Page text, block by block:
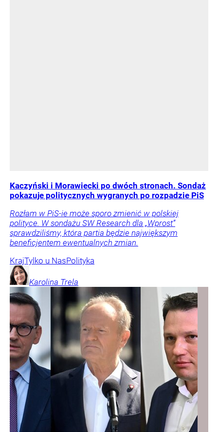
Kaczyński i Morawiecki po dwóch stronach. Sondaż
pokazuje politycznych wygranych po rozpadzie PiS
Rozłam w PiS-ie może sporo zmienić w polskiej
polityce. W sondażu SW Research dla „Wprost”
sprawdziliśmy, która partia będzie największym
beneficjentem ewentualnych zmian.
KrajTylko u NasPolityka
Karolina Trela